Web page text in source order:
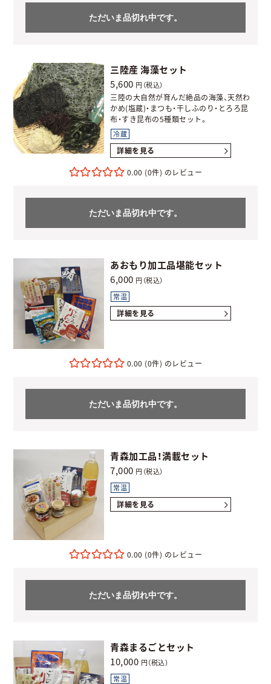
ただいま品切れ中です。
三陸産 海藻セット
5,600 円（税込）
三陸の大自然が育んだ絶品の海藻、天然わ
かめ(塩蔵)・まつも・干しふのり・とろろ昆
布・すき昆布の5種類セット。
冷蔵
詳細を見る
0.00 (0件)
ただいま品切れ中です。
あおもり加工品堪能セット
6,000 円（税込）
常温
詳細を見る
0.00 (0件)
ただいま品切れ中です。
青森加工品！満載セット
7,000 円（税込）
常温
詳細を見る
0.00 (0件)
ただいま品切れ中です。
青森まるごとセット
10,000 円（税込）
常温